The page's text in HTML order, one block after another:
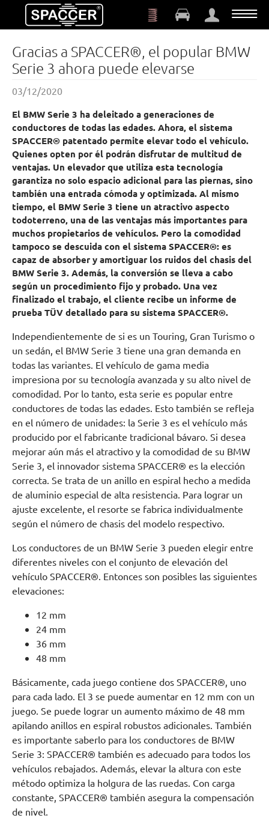
Saltar al contenido principal
Gracias a SPACCER®, el popular BMW
Serie 3 ahora puede elevarse
03/12/2020
El BMW Serie 3 ha deleitado a generaciones de
conductores de todas las edades. Ahora, el sistema
SPACCER® patentado permite elevar todo el vehículo.
Quienes opten por él podrán disfrutar de multitud de
ventajas. Un elevador que utiliza esta tecnología
garantiza no solo espacio adicional para las piernas, sino
también una entrada cómoda y optimizada. Al mismo
tiempo, el BMW Serie 3 tiene un atractivo aspecto
todoterreno, una de las ventajas más importantes para
muchos propietarios de vehículos. Pero la comodidad
tampoco se descuida con el sistema SPACCER®: es
capaz de absorber y amortiguar los ruidos del chasis del
BMW Serie 3. Además, la conversión se lleva a cabo
según un procedimiento fijo y probado. Una vez
finalizado el trabajo, el cliente recibe un informe de
prueba TÜV detallado para su sistema SPACCER®.
Independientemente de si es un Touring, Gran Turismo o
un sedán, el BMW Serie 3 tiene una gran demanda en
todas las variantes. El vehículo de gama media
impresiona por su tecnología avanzada y su alto nivel de
comodidad. Por lo tanto, esta serie es popular entre
conductores de todas las edades. Esto también se refleja
en el número de unidades: la Serie 3 es el vehículo más
producido por el fabricante tradicional bávaro. Si desea
mejorar aún más el atractivo y la comodidad de su BMW
Serie 3, el innovador sistema SPACCER® es la elección
correcta. Se trata de un anillo en espiral hecho a medida
de aluminio especial de alta resistencia. Para lograr un
ajuste excelente, el resorte se fabrica individualmente
según el número de chasis del modelo respectivo.
Los conductores de un BMW Serie 3 pueden elegir entre
diferentes niveles con el conjunto de elevación del
vehículo SPACCER®. Entonces son posibles las siguientes
elevaciones:
12 mm
24 mm
36 mm
48 mm
Básicamente, cada juego contiene dos SPACCER®, uno
para cada lado. El 3 se puede aumentar en 12 mm con un
juego. Se puede lograr un aumento máximo de 48 mm
apilando anillos en espiral robustos adicionales. También
es importante saberlo para los conductores de BMW
Serie 3: SPACCER® también es adecuado para todos los
vehículos rebajados. Además, elevar la altura con este
método optimiza la holgura de las ruedas. Con carga
constante, SPACCER® también asegura la compensación
de nivel.